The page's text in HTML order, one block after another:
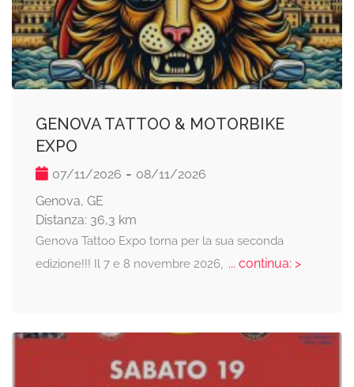
GENOVA TATTOO & MOTORBIKE
EXPO
07/11/2026 - 08/11/2026
Genova, GE
Distanza: 36,3 km
Genova Tattoo Expo torna per la sua seconda
edizione!!! Il 7 e 8 novembre 2026, ... continua: >